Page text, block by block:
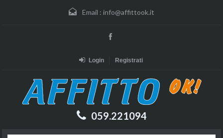
Email : info@affittook.it
Login Registrati
059.221094